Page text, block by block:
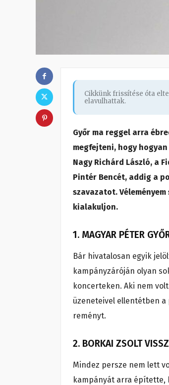
Cikkünk frissítése óta
elavulhattak.
Győr ma reggel arra
megfejteni, hogy
Nagy Richárd László, a
Pintér Bencét, addig a
szavazatot.
kialakuljon.
1. MAGYAR PÉTER
Bár hivatalosan egyik
kampányzáróján olyan
koncerteken. Aki nem
üzeneteivel ellentétben
reményt.
2. BORKAI ZSOLT
Mindez persze nem lett
kampányát arra építette,